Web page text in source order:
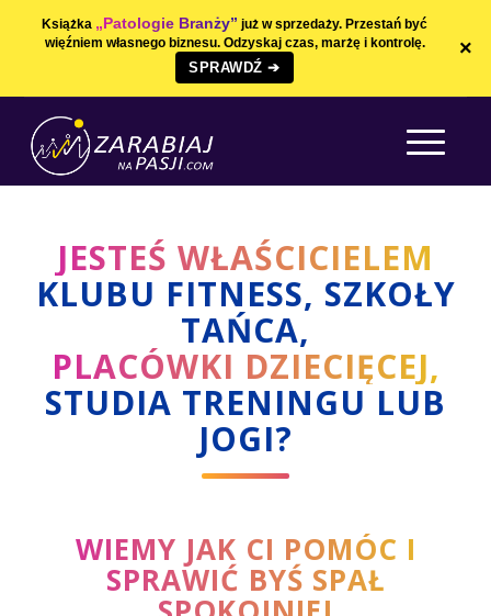
Książka „Patologie Branży” już w sprzedaży. Przestań być
więźniem własnego biznesu. Odzyskaj czas, marżę i kontrolę.
SPRAWDŹ ➔
×
JESTEŚ WŁAŚCICIELEM
KLUBU FITNESS, SZKOŁY
TAŃCA,
PLACÓWKI DZIECIĘCEJ,
STUDIA TRENINGU LUB
JOGI?
WIEMY JAK CI POMÓC I
SPRAWIĆ BYŚ SPAŁ